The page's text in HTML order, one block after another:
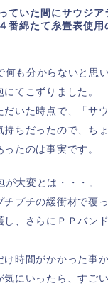
ていた間にサウジア
番綿たて糸畳表使用
何も分からないと思い
てこずりました。
だいた時点で、「サ
持ちだったので、ち
たのは事実です。
大変とは・・・。
チプチの緩衝材で覆
し、さらにＰＰバン
時間がかかった事か
気にいったら、すご